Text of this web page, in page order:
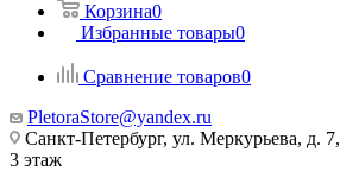
Корзина0
Избранные товары0
Сравнение товаров0
PletoraStore@yandex.ru
Санкт-Петербург, ул. Меркурьева, д. 7,
3 этаж